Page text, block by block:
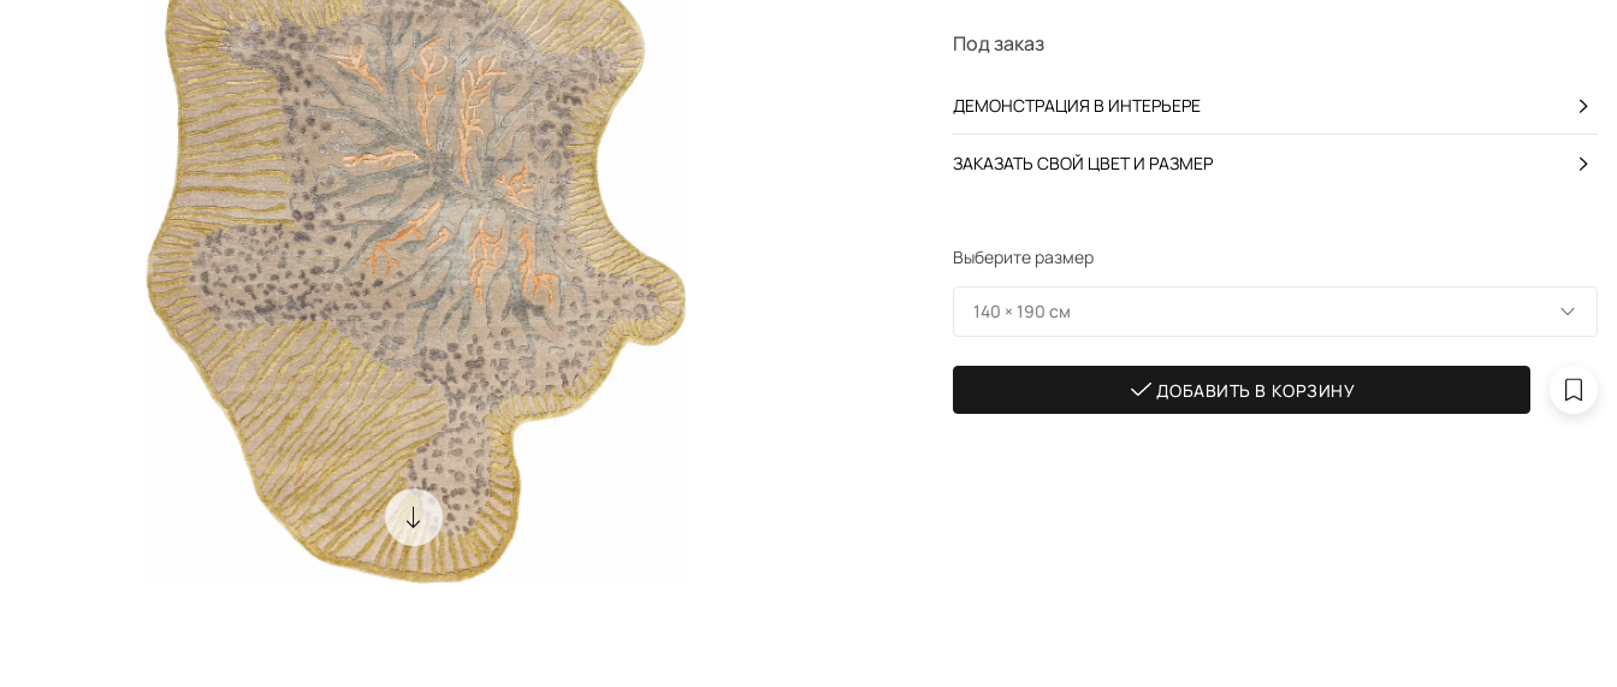
Под заказ
ДЕМОНСТРАЦИЯ В ИНТЕРЬЕРЕ
ЗАКАЗАТЬ СВОЙ ЦВЕТ И РАЗМЕР
Выберите размер
140 × 190 см
ДОБАВИТЬ В КОРЗИНУ